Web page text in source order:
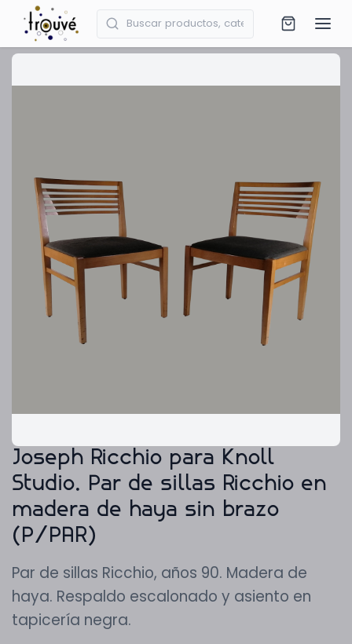
Joseph Ricchio para Knoll
Studio. Par de sillas Ricchio en
madera de haya sin brazo
(P/PAR)
Par de sillas Ricchio, años 90. Madera de
haya. Respaldo escalonado y asiento en
tapicería negra.